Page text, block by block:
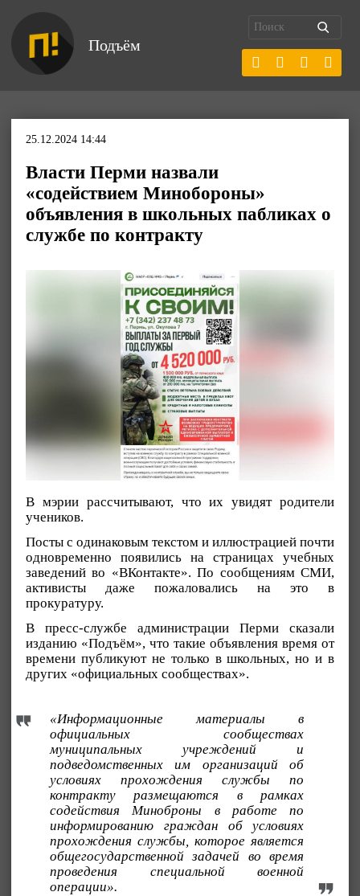
Подъём
25.12.2024 14:44
Власти Перми назвали
«содействием Минобороны»
объявления в школьных пабликах о
службе по контракту
В мэрии рассчитывают, что их увидят родители
учеников.
Посты с одинаковым текстом и иллюстрацией почти
одновременно появились на страницах учебных
заведений во «ВКонтакте». По сообщениям СМИ,
активисты даже пожаловались на это в
прокуратуру.
В пресс-службе администрации Перми сказали
изданию «Подъём», что такие объявления время от
времени публикуют не только в школьных, но и в
других «официальных сообществах».
«Информационные материалы в
официальных сообществах
муниципальных учреждений и
подведомственных им организаций об
условиях прохождения службы по
контракту размещаются в рамках
содействия Миноброны в работе по
информированию граждан об условиях
прохождения службы, которое является
общегосударственной задачей во время
проведения специальной военной
операции».